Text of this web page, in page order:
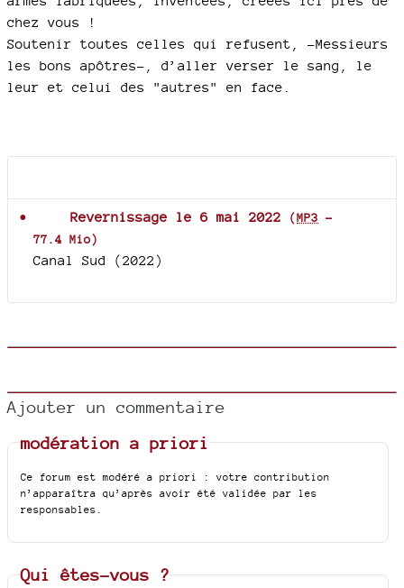
chez vous !
Soutenir toutes celles qui refusent, -Messieurs
les bons apôtres-, d’aller verser le sang, le
leur et celui des "autres" en face.
Revernissage le 6 mai 2022 (MP3 -
77.4 Mio)
Canal Sud (2022)
Ajouter un commentaire
modération a priori
Ce forum est modéré a priori : votre contribution
n’apparaîtra qu’après avoir été validée par les
responsables.
Qui êtes-vous ?